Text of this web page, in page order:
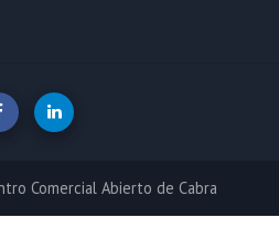
Comercial Abierto de Cabra